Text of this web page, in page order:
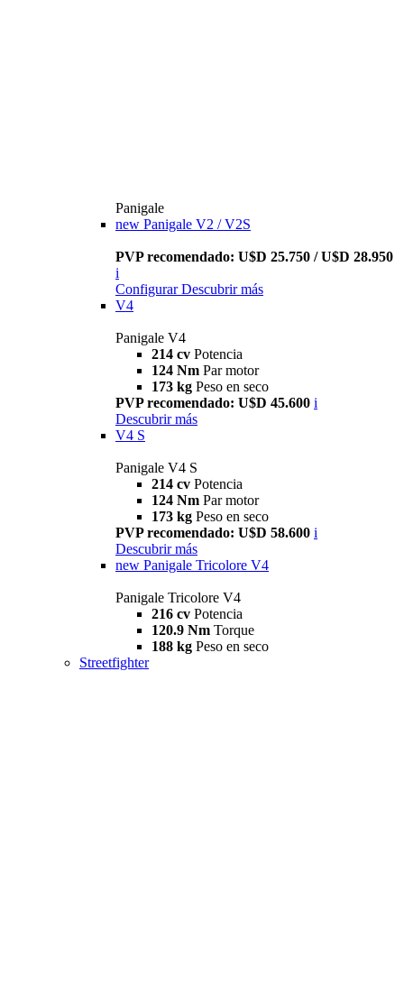
Panigale
new Panigale V2 / V2S
PVP recomendado: U$D 25.750 / U$D 28.950
i
Configurar Descubrir más
V4
Panigale V4
214 cv Potencia
124 Nm Par motor
173 kg Peso en seco
PVP recomendado: U$D 45.600 i
Descubrir más
V4 S
Panigale V4 S
214 cv Potencia
124 Nm Par motor
173 kg Peso en seco
PVP recomendado: U$D 58.600 i
Descubrir más
new Panigale Tricolore V4
Panigale Tricolore V4
216 cv Potencia
120.9 Nm Torque
188 kg Peso en seco
Streetfighter